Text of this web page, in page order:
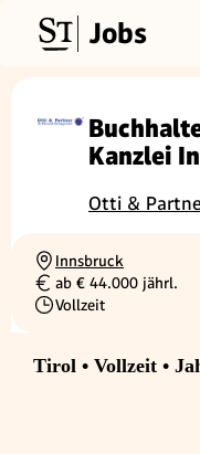
Jobs
Kanzlei
Otti &
Ortschaft
Innsbruck
Gehalt
ab € 44.000 jährl.
Beschäftigungsart
Vollzeit
Tirol • Vollzeit •